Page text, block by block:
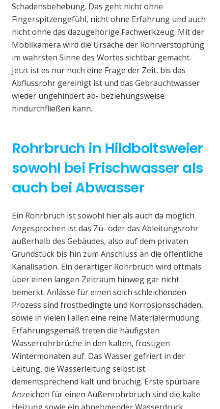
Schadensbehebung. Das geht nicht ohne
Fingerspitzengefühl, nicht ohne Erfahrung und auch
nicht ohne das dazugehörige Fachwerkzeug. Mit der
Mobilkamera wird die Ursache der Rohrverstopfung
im wahrsten Sinne des Wortes sichtbar gemacht.
Jetzt ist es nur noch eine Frage der Zeit, bis das
Abflussrohr gereinigt ist und das Gebrauchtwasser
wieder ungehindert ab- beziehungsweise
hindurchfließen kann.
Rohrbruch in Hildboltsweier
sowohl bei Frischwasser als
auch bei Abwasser
Ein Rohrbruch ist sowohl hier als auch da möglich.
Angesprochen ist das Zu- oder das Ableitungsrohr
außerhalb des Gebäudes, also auf dem privaten
Grundstück bis hin zum Anschluss an die öffentliche
Kanalisation. Ein derartiger Rohrbruch wird oftmals
über einen langen Zeitraum hinweg gar nicht
bemerkt. Anlässe für einen solch schleichenden
Prozess sind frostbedingte und Korrosionsschäden,
sowie in vielen Fällen eine reine Materialermüdung.
Erfahrungsgemäß treten die häufigsten
Wasserrohrbrüche in den kalten, frostigen
Wintermonaten auf. Das Wasser gefriert in der
Leitung, die Wasserleitung selbst ist
dementsprechend kalt und brüchig. Erste spürbare
Anzeichen für einen Außenrohrbruch sind die kalte